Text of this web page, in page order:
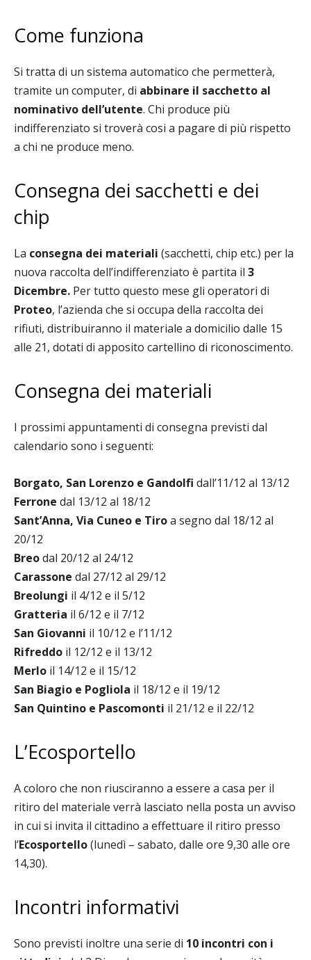
Come funziona
Si tratta di un sistema automatico che permetterà,
tramite un computer, di abbinare il sacchetto al
nominativo dell’utente. Chi produce più
indifferenziato si troverà cosi a pagare di più rispetto
a chi ne produce meno.
Consegna dei sacchetti e dei
chip
La consegna dei materiali (sacchetti, chip etc.) per la
nuova raccolta dell’indifferenziato è partita il 3
Dicembre. Per tutto questo mese gli operatori di
Proteo, l’azienda che si occupa della raccolta dei
rifiuti, distribuiranno il materiale a domicilio dalle 15
alle 21, dotati di apposito cartellino di riconoscimento.
Consegna dei materiali
I prossimi appuntamenti di consegna previsti dal
calendario sono i seguenti:
Borgato, San Lorenzo e Gandolfi dall’11/12 al 13/12
Ferrone dal 13/12 al 18/12
Sant’Anna, Via Cuneo e Tiroa segno dal 18/12 al
20/12
Breodal 20/12 al 24/12
Carassone dal 27/12 al 29/12
Breolungi il 4/12 e il 5/12
Gratteria il 6/12 e il 7/12
San Giovanni il 10/12 e l’11/12
Rifreddo il 12/12 e il 13/12
Merlo il 14/12 e il 15/12
San Biagio e Pogliola il 18/12 e il 19/12
San Quintino e Pascomonti il 21/12 e il 22/12
L’Ecosportello
A coloro che non riusciranno a essere a casa per il
ritiro del materiale verrà lasciato nella posta un avviso
in cui si invita il cittadino a effettuare il ritiro presso
l’Ecosportello(lunedì – sabato, dalle ore 9,30 alle ore
14,30).
Incontri informativi
Sono previsti inoltre una serie di 10 incontri con i